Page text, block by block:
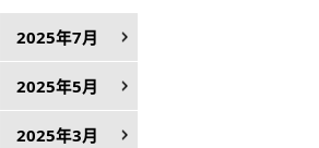
2025年7月
2025年5月
2025年3月